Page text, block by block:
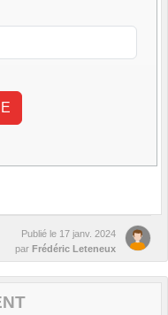
Publié le 17 janv. 2024
par Frédéric Leteneux